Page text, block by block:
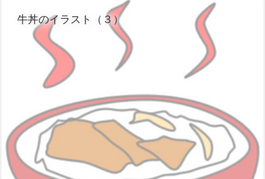
牛丼のイラスト（３）